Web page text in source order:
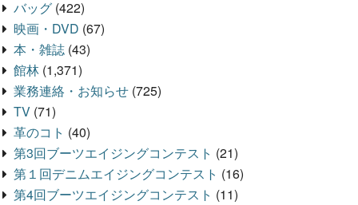
バッグ (422)
映画・DVD (67)
本・雑誌 (43)
館林 (1,371)
業務連絡・お知らせ (725)
TV (71)
革のコト (40)
第3回ブーツエイジングコンテスト (21)
第１回デニムエイジングコンテスト (16)
第4回ブーツエイジングコンテスト (11)